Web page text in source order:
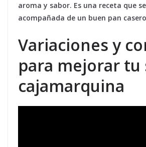
aroma y sabor. Es una receta que
acompañada de un buen pan
Variaciones y
para mejorar tu
cajamarquina